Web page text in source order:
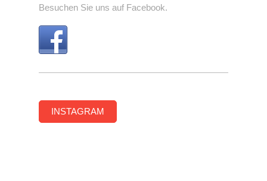
Besuchen Sie uns auf Facebook.
INSTAGRAM